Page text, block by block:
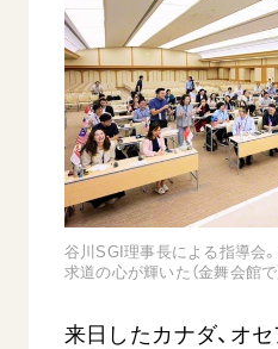
聖典
日蓮大聖人の仏法（教学入門
釈尊～法華経
日蓮大聖人
創価学会の三代会長
初代会長・牧口常三郎先生
第2代会長・戸田城聖先生
座談会
仏法を学ぶ
仏法を語る
主な行事
年間の活動について
友人葬
彼岸
「平和の文化」を構築
核兵器の廃絶に向け連帯を
「人権文化」「ジェンダー平等
「持続可能な開発目標（SDGs
人道支援
音楽活動
展示活動
図書贈呈
世界の創価学会
各国ウェブサイト
世界の創価学会の歴史
基本情報
創価学会 会憲
創価学会 会則
組織・機構
会長・理事長・各部長の紹介
会員サポート
座談会御書ｅ講義
小説『新・人間革命』『人間革
関連リンク
ご意見
谷川SGI理事長による指導会
求道の心が輝いた（金舞会館で
来日したカナダ、オ